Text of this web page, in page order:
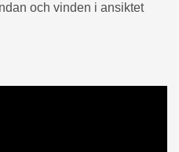
och vinden i ansiktet